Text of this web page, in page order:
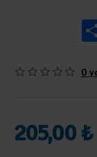
0
205,00 ₺